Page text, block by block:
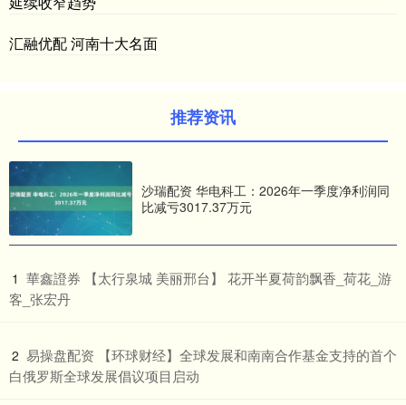
汇融优配 河南十大名面
推荐资讯
沙瑞配资 华电科工：2026年一季度净利润同
比减亏3017.37万元
1 ​華鑫證券 【太行泉城 美丽邢台】 花开半夏荷韵飘香_荷花_游
客_张宏丹
2 ​易操盘配资 【环球财经】全球发展和南南合作基金支持的首个
白俄罗斯全球发展倡议项目启动